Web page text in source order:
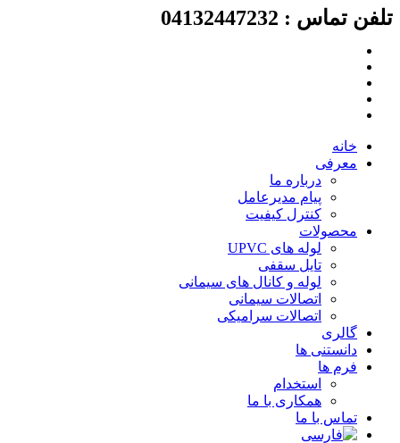
تلفن تماس : 04132447232
خانه
معرفی
درباره ما
پیام مدیرعامل
کنترل کیفیت
محصولات
لوله های UPVC
تایل سقفی
لوله و کانال های سیمانی
اتصالات سیمانی
اتصالات سرامیکی
گالری
دانستنی ها
فرم ها
استخدام
همکاری با ما
تماس با ما